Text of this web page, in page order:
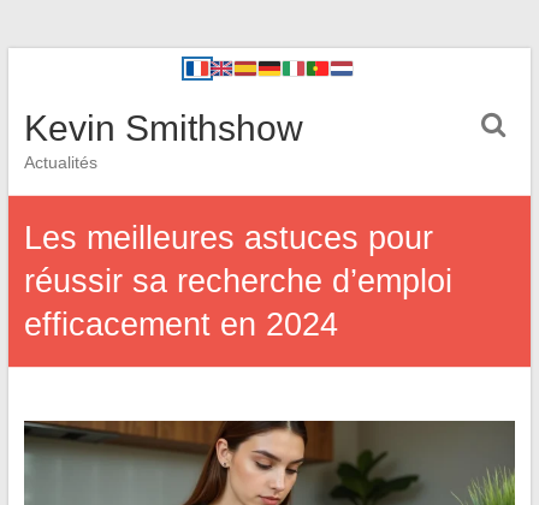
Kevin Smithshow
Actualités
Les meilleures astuces pour
réussir sa recherche d’emploi
efficacement en 2024